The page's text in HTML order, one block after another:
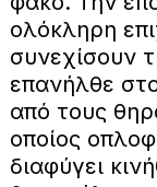
ολόκληρη
συνεχίσουν
επανήλθε
από τους
οποίος
διαφύγει